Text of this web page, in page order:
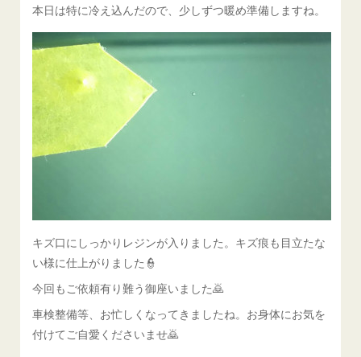
本日は特に冷え込んだので、少しずつ暖め準備しますね。
キズ口にしっかりレジンが入りました。キズ痕も目立たな
い様に仕上がりました👮
今回もご依頼有り難う御座いました🙇
車検整備等、お忙しくなってきましたね。お身体にお気を
付けてご自愛くださいませ🙇